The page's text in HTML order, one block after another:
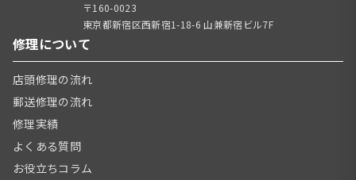
〒160-0023
東京都新宿区西新宿1-18-6 山兼新宿ビル7F
修理について
店頭修理の流れ
郵送修理の流れ
修理実績
よくある質問
お役立ちコラム